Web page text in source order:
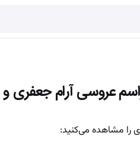
عروسی آرام جعفری
را مشاهده می‌کنید: